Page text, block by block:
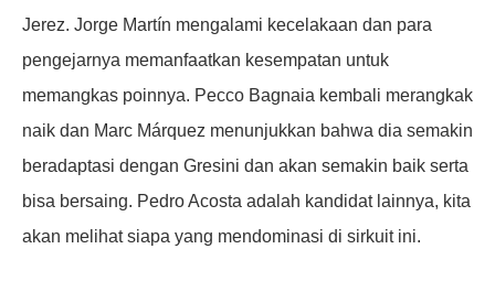
Jerez. Jorge Martín mengalami kecelakaan dan para
pengejarnya memanfaatkan kesempatan untuk
memangkas poinnya. Pecco Bagnaia kembali merangkak
naik dan Marc Márquez menunjukkan bahwa dia semakin
beradaptasi dengan Gresini dan akan semakin baik serta
bisa bersaing. Pedro Acosta adalah kandidat lainnya, kita
akan melihat siapa yang mendominasi di sirkuit ini.